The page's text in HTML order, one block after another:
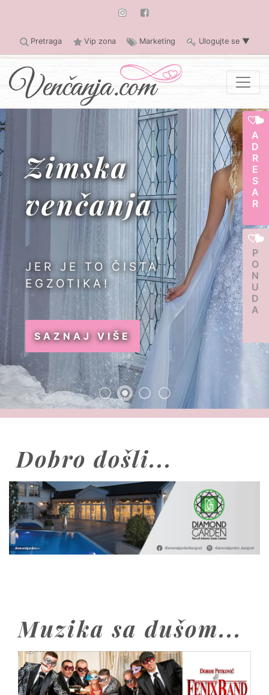
Pretraga Vip zona Marketing Ulogujte se ▼
ADRESAR
PONUDA
Zimska
venčanja
JER JE TO ČISTA
EGZOTIKA!
SAZNAJ VIŠE
Dobro došli...
Muzika sa dušom...